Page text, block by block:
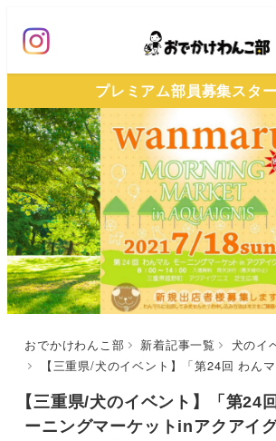
ン
ン
テ
ン
ツ
へ
移
動
プレミアム部員募集スタ
おでかけわんこ部 新着記事一覧
犬のイ
【三重県/犬のイベント】「第24回 わんマルモーニングマーケットinアクアイグニス」（アクアイグニス芝生広場）朝の
【三重県/犬のイベント】「第24
ーニングマーケットinアクアイ